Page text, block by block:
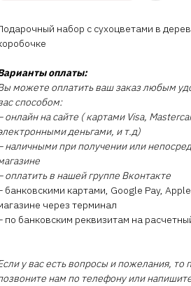
набор с сухоцветами в
оплаты:
можете оплатить ваш заказ любым
способом:
онлайн на сайте ( картами Visa,
деньгами, и т.д)
наличными при получении или
оплатить в нашей группе Вконтакте
банковскими картами, Google Pay,
через терминал
по банковским реквизитам на
у вас есть вопросы и пожелания, то
нам по телефону или